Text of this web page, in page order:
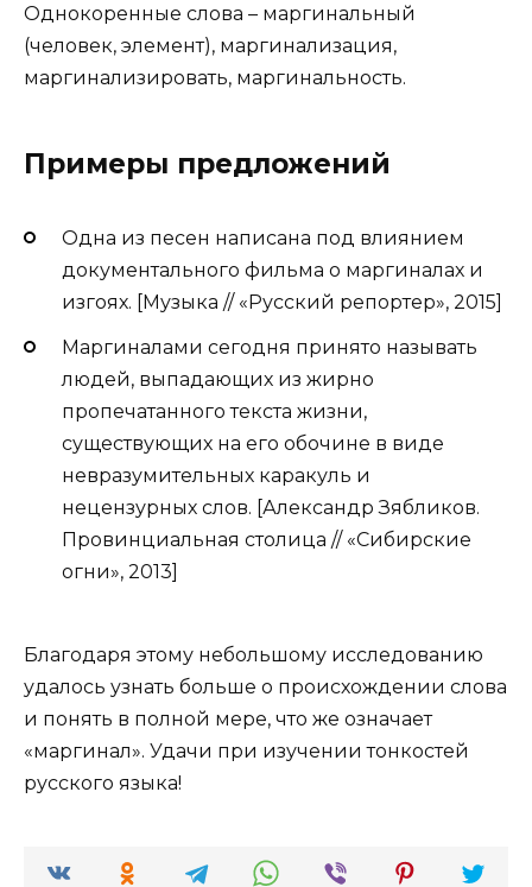
Однокоренные слова – маргинальный
(человек, элемент), маргинализация,
маргинализировать, маргинальность.
Примеры предложений
Одна из песен написана под влиянием
документального фильма о маргиналах и
изгоях. [Музыка // «Русский репортер», 2015]
Маргиналами сегодня принято называть
людей, выпадающих из жирно
пропечатанного текста жизни,
существующих на его обочине в виде
невразумительных каракуль и
нецензурных слов. [Александр Зябликов.
Провинциальная столица // «Сибирские
огни», 2013]
Благодаря этому небольшому исследованию
удалось узнать больше о происхождении слова
и понять в полной мере, что же означает
«маргинал». Удачи при изучении тонкостей
русского языка!